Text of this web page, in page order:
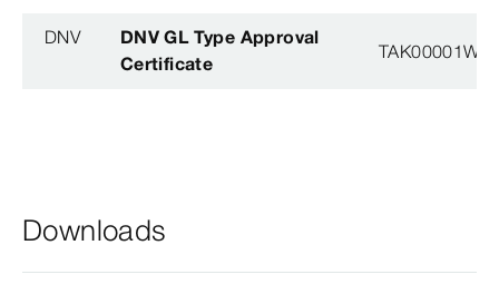
DNV
DNV GL Type Approval
Certificate
TAK00001W8
Downloads